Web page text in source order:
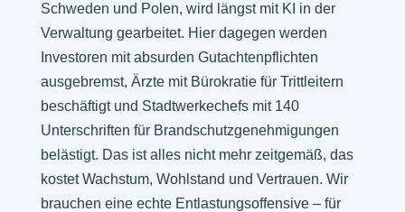
Schweden und Polen, wird längst mit KI in der
Verwaltung gearbeitet. Hier dagegen werden
Investoren mit absurden Gutachtenpflichten
ausgebremst, Ärzte mit Bürokratie für Trittleitern
beschäftigt und Stadtwerkechefs mit 140
Unterschriften für Brandschutzgenehmigungen
belästigt. Das ist alles nicht mehr zeitgemäß, das
kostet Wachstum, Wohlstand und Vertrauen. Wir
brauchen eine echte Entlastungsoffensive – für